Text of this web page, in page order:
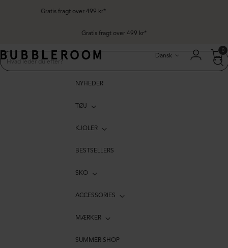
Gratis fragt over 499 kr*
Dansk
0
NYHEDER
TØJ
KJOLER
BESTSELLERS
SKO
ACCESSORIES
MÆRKER
SUMMER SHOP